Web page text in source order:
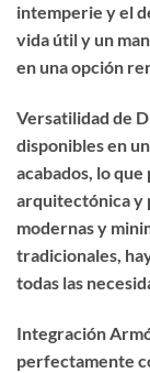
intemperie y el
vida útil y un
en una opción
Versatilidad de
disponibles en
acabados, lo
arquitectónica y
modernas y
tradicionales,
todas las
Integración
perfectamente